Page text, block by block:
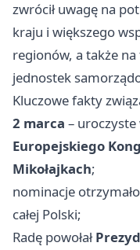
zwrócił uwagę na
kraju i większego
regionów, a także
jednostek
Kluczowe fakty
2 marca –
Europejskiego
Mikołajkach;
nominacje otrzymało
całej Polski;
Radę powołał